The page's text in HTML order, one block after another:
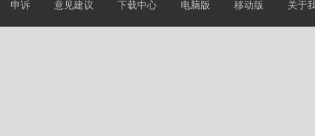
申诉 意见建议 下载中心 电脑版 移动版 关于